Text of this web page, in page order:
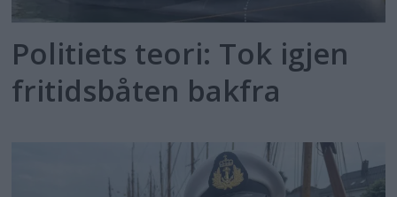
Politiets teori: Tok igjen
fritidsbåten bakfra